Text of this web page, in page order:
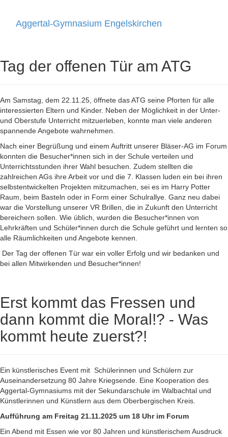
Aggertal-Gymnasium Engelskirchen
Tag der offenen Tür am ATG
Am Samstag, dem 22.11.25, öffnete das ATG seine Pforten für alle
interessierten Eltern und Kinder. Neben der Möglichkeit in der Unter-
und Oberstufe Unterricht mitzuerleben, konnte man viele anderen
spannende Angebote wahrnehmen.
Nach einer Begrüßung und einem Auftritt unserer Bläser-AG im Forum
konnten die Besucher*innen sich in der Schule verteilen und
Unterrichtsstunden ihrer Wahl besuchen. Zudem stellten die
zahlreichen AGs ihre Arbeit vor und die 7. Klassen luden ein bei ihren
selbstentwickelten Projekten mitzumachen, sei es im Harry Potter
Raum, beim Basteln oder in Form einer Schulrallye. Ganz neu dabei
war die Vorstellung unserer VR Brillen, die in Zukunft den Unterricht
bereichern sollen. Wie üblich, wurden die Besucher*innen von
Lehrkräften und Schüler*innen durch die Schule geführt und lernten so
alle Räumlichkeiten und Angebote kennen.
Der Tag der offenen Tür war ein voller Erfolg und wir bedanken und
bei allen Mitwirkenden und Besucher*innen!
Erst kommt das Fressen und
dann kommt die Moral!? - Was
kommt heute zuerst?!
Ein künstlerisches Event mit Schülerinnen und Schülern zur
Auseinandersetzung 80 Jahre Kriegsende. Eine Kooperation des
Aggertal-Gymnasiums mit der Sekundarschule im Walbachtal und
Künstlerinnen und Künstlern aus dem Oberbergischen Kreis.
Aufführung am Freitag 21.11.2025 um 18 Uhr im Forum
Ein Abend mit Essen wie vor 80 Jahren und künstlerischem Ausdruck